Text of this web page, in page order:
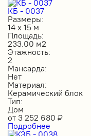
КБ - 0037
Размеры:
14 х 15 м
Площадь:
233.00 м2
Этажность:
2
Мансарда:
Нет
Материал:
Керамический блок
Тип:
Дом
от 3 252 680 ₽
Подробнее